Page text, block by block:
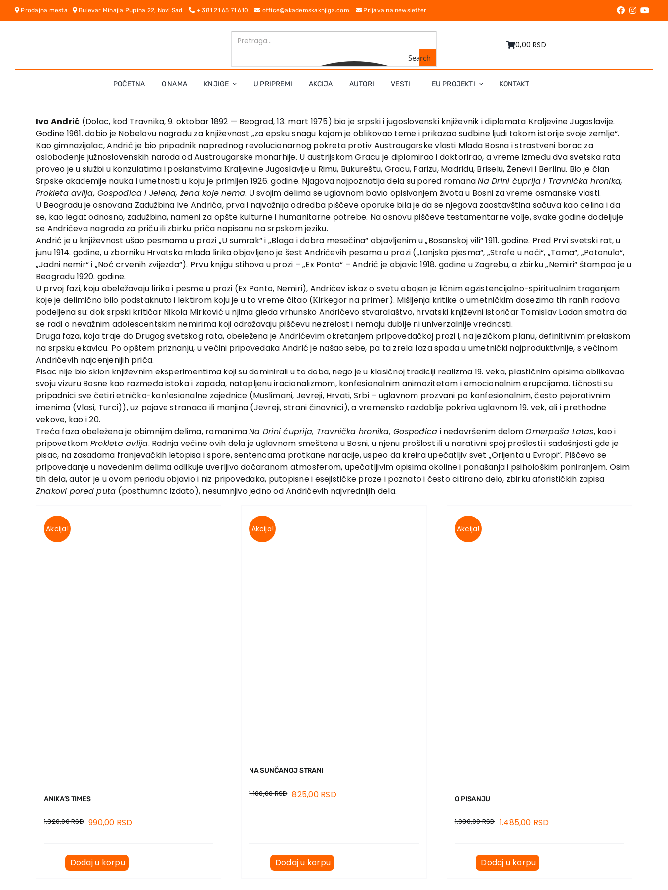
Skip
Prodajna mesta Bulevar Mihajla Pupina 22, Novi Sad + 381 21 65 71 610 office@akademskaknjiga.com Prijava na newsletter
Search
0,00 RSD
POČETNA O NAMA KNJIGE U PRIPREMI AKCIJA AUTORI VESTI EU PROJEKTI KONTAKT
Ivo Andrić (Dolac, kod Travnika, 9. oktobar 1892 — Beograd, 13. mart 1975) bio je srpski i jugoslovenski književnik i diplomata Кraljevine Jugoslavije.
Godine 1961. dobio je Nobelovu nagradu za književnost „za epsku snagu kojom je oblikovao teme i prikazao sudbine ljudi tokom istorije svoje zemlje“.
Кao gimnazijalac, Andrić je bio pripadnik naprednog revolucionarnog pokreta protiv Austrougarske vlasti Mlada Bosna i strastveni borac za
oslobođenje južnoslovenskih naroda od Austrougarske monarhije. U austrijskom Gracu je diplomirao i doktorirao, a vreme između dva svetska rata
proveo je u službi u konzulatima i poslanstvima Кraljevine Jugoslavije u Rimu, Bukureštu, Gracu, Parizu, Madridu, Briselu, Ženevi i Berlinu. Bio je član
Srpske akademije nauka i umetnosti u koju je primljen 1926. godine. Njagova najpoznatija dela su pored romanaNa Drini ćuprija i Travnička hronika,
Prokleta avlija, Gospođica i Jelena, žena koje nema. U svojim delima se uglavnom bavio opisivanjem života u Bosni za vreme osmanske vlasti.
U Beogradu je osnovana Zadužbina Ive Andrića, prva i najvažnija odredba piščeve oporuke bila je da se njegova zaostavština sačuva kao celina i da
se, kao legat odnosno, zadužbina, nameni za opšte kulturne i humanitarne potrebe. Na osnovu piščeve testamentarne volje, svake godine dodeljuje
se Andrićeva nagrada za priču ili zbirku priča napisanu na srpskom jeziku.
Andrić je u književnost ušao pesmama u prozi „U sumrak“ i „Blaga i dobra mesečina“ objavljenim u „Bosanskoj vili“ 1911. godine. Pred Prvi svetski rat, u
junu 1914. godine, u zborniku Hrvatska mlada lirika objavljeno je šest Andrićevih pesama u prozi („Lanjska pjesma“, „Strofe u noći“, „Tama“, „Potonulo“,
„Jadni nemir“ i „Noć crvenih zvijezda“). Prvu knjigu stihova u prozi – „Ex Ponto“ – Andrić je objavio 1918. godine u Zagrebu, a zbirku „Nemiri“ štampao je u
Beogradu 1920. godine.
U prvoj fazi, koju obeležavaju lirika i pesme u prozi (Ex Ponto, Nemiri), Andrićev iskaz o svetu obojen je ličnim egzistencijalno-spiritualnim traganjem
koje je delimično bilo podstaknuto i lektirom koju je u to vreme čitao (Кirkegor na primer). Mišljenja kritike o umetničkim dosezima tih ranih radova
podeljena su: dok srpski kritičar Nikola Mirković u njima gleda vrhunsko Andrićevo stvaralaštvo, hrvatski književni istoričar Tomislav Ladan smatra da
se radi o nevažnim adolescentskim nemirima koji odražavaju piščevu nezrelost i nemaju dublje ni univerzalnije vrednosti.
Druga faza, koja traje do Drugog svetskog rata, obeležena je Andrićevim okretanjem pripovedačkoj prozi i, na jezičkom planu, definitivnim prelaskom
na srpsku ekavicu. Po opštem priznanju, u većini pripovedaka Andrić je našao sebe, pa ta zrela faza spada u umetnički najproduktivnije, s većinom
Andrićevih najcenjenijih priča.
Pisac nije bio sklon književnim eksperimentima koji su dominirali u to doba, nego je u klasičnoj tradiciji realizma 19. veka, plastičnim opisima oblikovao
svoju vizuru Bosne kao razmeđa istoka i zapada, natopljenu iracionalizmom, konfesionalnim animozitetom i emocionalnim erupcijama. Ličnosti su
pripadnici sve četiri etničko-konfesionalne zajednice (Muslimani, Jevreji, Hrvati, Srbi – uglavnom prozvani po konfesionalnim, često pejorativnim
imenima (Vlasi, Turci)), uz pojave stranaca ili manjina (Jevreji, strani činovnici), a vremensko razdoblje pokriva uglavnom 19. vek, ali i prethodne
vekove, kao i 20.
Treća faza obeležena je obimnijim delima, romanimaNa Drini ćuprija, Travnička hronika, Gospođica i nedovršenim delomOmerpaša Latas, kao i
pripovetkom Prokleta avlija. Radnja većine ovih dela je uglavnom smeštena u Bosni, u njenu prošlost ili u narativni spoj prošlosti i sadašnjosti gde je
pisac, na zasadama franjevačkih letopisa i spore, sentencama protkane naracije, uspeo da kreira upečatljiv svet „Orijenta u Evropi“. Piščevo se
pripovedanje u navedenim delima odlikuje uverljivo dočaranom atmosferom, upečatljivim opisima okoline i ponašanja i psihološkim poniranjem. Osim
tih dela, autor je u ovom periodu objavio i niz pripovedaka, putopisne i esejističke proze i poznato i često citirano delo, zbirku aforističkih zapisa
Znakovi pored puta (posthumno izdato), nesumnjivo jedno od Andrićevih najvrednijih dela.
Akcija!
ANIKA’S TIMES
1.320,00RSD 990,00 RSD
Dodaj u korpu
Akcija!
NA SUNČANOJ STRANI
1.100,00RSD 825,00 RSD
Dodaj u korpu
Akcija!
O PISANJU
1.980,00RSD 1.485,00 RSD
Dodaj u korpu